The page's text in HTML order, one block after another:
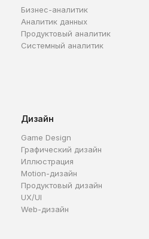
Бизнес-аналитик
Аналитик данных
Продуктовый аналитик
Системный аналитик
Дизайн
Game Design
Графический дизайн
Иллюстрация
Motion-дизайн
Продуктовый дизайн
UX/UI
Web-дизайн